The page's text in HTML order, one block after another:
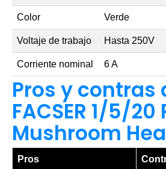
Color Verde
Voltaje de trabajo Hasta 250V
Corriente nominal 6 A
Pros y contras
FACSER 1/5/20
Mushroom
Pros